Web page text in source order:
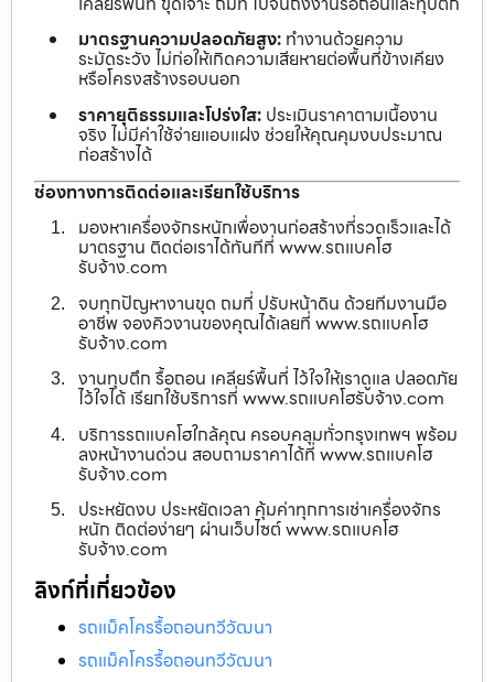
มาตรฐานความปลอดภัยสูง: ทำงานด้วยความ
ระมัดระวัง ไม่ก่อให้เกิดความเสียหายต่อพื้นที่ข้างเคียง
หรือโครงสร้างรอบนอก
ราคายุติธรรมและโปร่งใส: ประเมินราคาตามเนื้องาน
จริง ไม่มีค่าใช้จ่ายแอบแฝง ช่วยให้คุณคุมงบประมาณ
ก่อสร้างได้
ช่องทางการติดต่อและเรียกใช้บริการ
มองหาเครื่องจักรหนักเพื่องานก่อสร้างที่รวดเร็วและได้
มาตรฐาน ติดต่อเราได้ทันทีที่ www.รถแบคโฮ
รับจ้าง.com
จบทุกปัญหางานขุด ถมที่ ปรับหน้าดิน ด้วยทีมงานมือ
อาชีพ จองคิวงานของคุณได้เลยที่ www.รถแบคโฮ
รับจ้าง.com
งานทุบตึก รื้อถอน เคลียร์พื้นที่ ไว้ใจให้เราดูแล ปลอดภัย
ไว้ใจได้ เรียกใช้บริการที่ www.รถแบคโฮรับจ้าง.com
บริการรถแบคโฮใกล้คุณ ครอบคลุมทั่วกรุงเทพฯ พร้อม
ลงหน้างานด่วน สอบถามราคาได้ที่ www.รถแบคโฮ
รับจ้าง.com
ประหยัดงบ ประหยัดเวลา คุ้มค่าทุกการเช่าเครื่องจักร
หนัก ติดต่อง่ายๆ ผ่านเว็บไซต์ www.รถแบคโฮ
รับจ้าง.com
ลิงก์ที่เกี่ยวข้อง
รถแม็คโครรื้อถอนทวีวัฒนา
รถแม็คโครรื้อถอนทวีวัฒนา